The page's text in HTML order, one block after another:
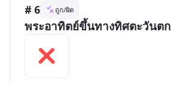
# 6 ถูก/ผิด
พระอาทิตย์ขึ้นทางทิศตะวันตก